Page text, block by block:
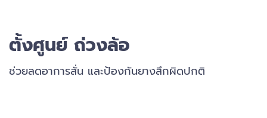
ตั้งศูนย์ ถ่วงล้อ
ช่วยลดอาการสั่น และป้องกันยางสึกผิดปกติ